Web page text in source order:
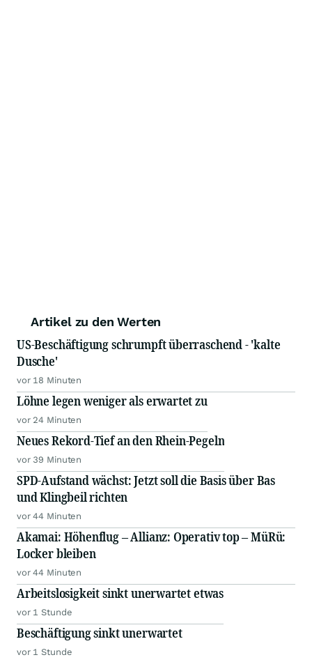
Artikel zu den Werten
US-Beschäftigung schrumpft überraschend - 'kalte
Dusche'
vor 18 Minuten
Löhne legen weniger als erwartet zu
vor 24 Minuten
Neues Rekord-Tief an den Rhein-Pegeln
vor 39 Minuten
SPD-Aufstand wächst: Jetzt soll die Basis über Bas
und Klingbeil richten
vor 44 Minuten
Akamai: Höhenflug – Allianz: Operativ top – MüRü:
Locker bleiben
vor 44 Minuten
Arbeitslosigkeit sinkt unerwartet etwas
vor 1 Stunde
Beschäftigung sinkt unerwartet
vor 1 Stunde